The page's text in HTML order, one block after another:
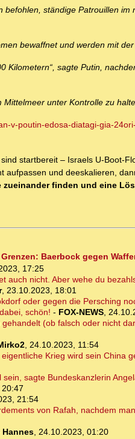
ständige Patrouillen
bewaffnet und werden mit
Kilometern“, sagte Putin,
unter Kontrolle zu
v-poutin-edosa-diatagi-gia-
startbereit – Israels U-Boot-
aufpassen und deeskalieren,
zueinander finden und eine
Baerbock gegen
17:25
auch nicht. Aber wehe du
, 23.10.2023, 18:01
oder gegen die Persching
schön! - FOX-NEWS,
(ob falsch oder nicht
, 24.10.2023, 11:54
Krieg wird sein China
sagte Bundeskanzlerin
21:54
von Rafah, nachdem
Hannes, 24.10.2023, 01:20